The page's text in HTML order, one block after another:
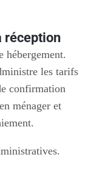
réception
hébergement.
les tarifs
confirmation
ménager et